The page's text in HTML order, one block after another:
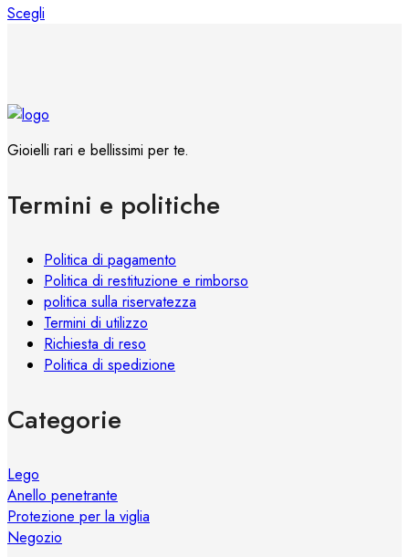
Scegli
Le
opzioni
possono
scelte
del
prodotto
Gioielli rari e bellissimi per te.
Termini e politiche
Politica di pagamento
Politica di restituzione e rimborso
politica sulla riservatezza
Termini di utilizzo
Richiesta di reso
Politica di spedizione
Categorie
Lego
Anello penetrante
Protezione per la viglia
Negozio